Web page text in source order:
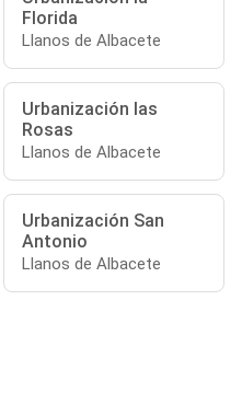
Florida
Llanos de Albacete
Urbanización las
Rosas
Llanos de Albacete
Urbanización San
Antonio
Llanos de Albacete